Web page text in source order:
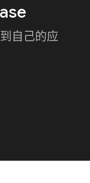
自己的应